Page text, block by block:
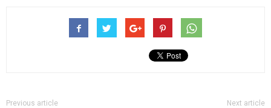
Previous article Next article